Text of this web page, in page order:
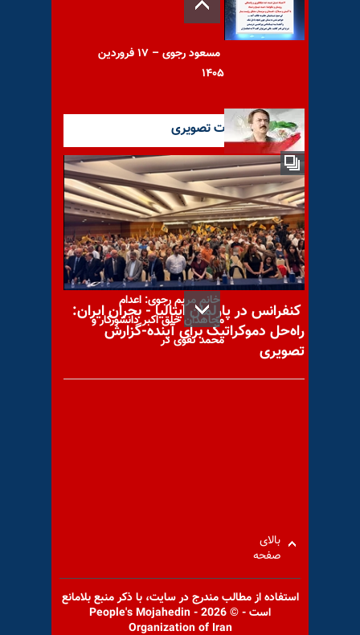
مسعود رجوی – ۱۷ فروردین
۱۴۰۵
مسعود رجوی: به‌روشنی
پیداست که اعدامها سراسری
است و محدود به یک
خانم مریم رجوی: اعدام
مجاهدان خلق اکبر دانشور‌کار و
محمد تقوی در
آخرین گزارشات تصویری
کنفرانس در پارلمان ایتالیا - بحران ایران:
راه‌حل دموکراتیک برای آینده-گزارش
تصویری
بالای
صفحه
استفاده از مطالب مندرج در سايت، با ذكر منبع بلامانع
است - © 2026 - People's Mojahedin
Organization of Iran